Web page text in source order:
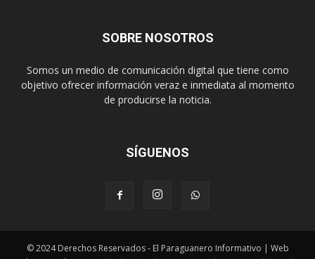
SOBRE NOSOTROS
Somos un medio de comunicación digital que tiene como
objetivo ofrecer información veraz e inmediata al momento
de producirse la noticia.
SÍGUENOS
© 2024 Derechos Reservados - El Paraguanero Informativo | Web